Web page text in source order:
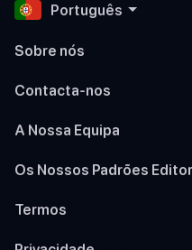
Português
Sobre nós
Contacta-nos
A Nossa Equipa
Os Nossos Padrões
Termos